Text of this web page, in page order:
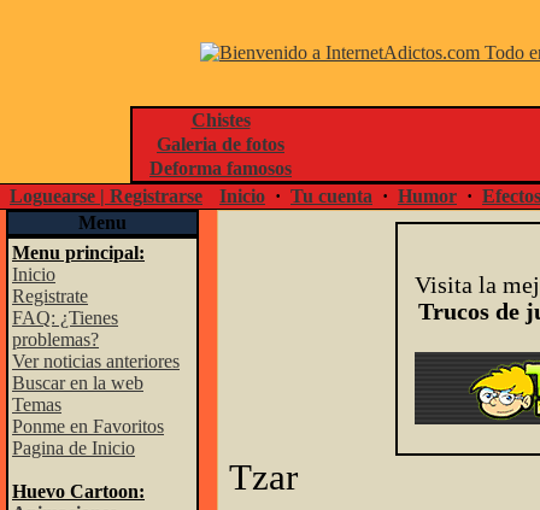
Chistes
Galeria de fotos
Deforma famosos
Loguearse | Registrarse
Inicio · Tu cuenta · Humor ·
Menu
Menu principal:
Inicio
Registrate
FAQ: ¿Tienes
problemas?
Ver noticias anteriores
Buscar en la web
Temas
Ponme en Favoritos
Pagina de Inicio
Huevo Cartoon:
Visita la
Trucos de
Tzar